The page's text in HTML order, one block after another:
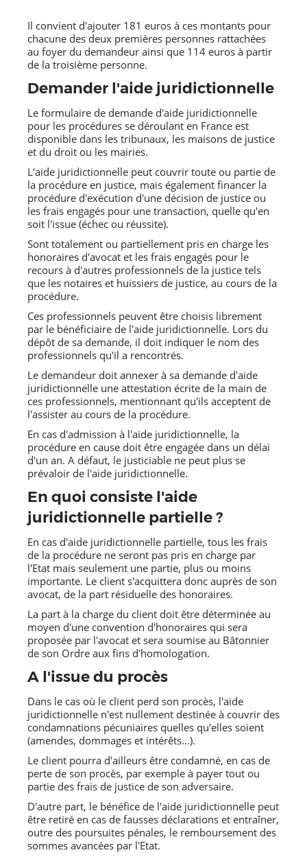
Il convient d'ajouter 181 euros à ces montants pour
chacune des deux premières personnes rattachées
au foyer du demandeur ainsi que 114 euros à partir
de la troisième personne.
Demander l'aide juridictionnelle
Le formulaire de demande d'aide juridictionnelle
pour les procédures se déroulant en France est
disponible dans les tribunaux, les maisons de justice
et du droit ou les mairies.
L'aide juridictionnelle peut couvrir toute ou partie de
la procédure en justice, mais également financer la
procédure d'exécution d'une décision de justice ou
les frais engagés pour une transaction, quelle qu'en
soit l'issue (échec ou réussite).
Sont totalement ou partiellement pris en charge les
honoraires d'avocat et les frais engagés pour le
recours à d'autres professionnels de la justice tels
que les notaires et huissiers de justice, au cours de la
procédure.
Ces professionnels peuvent être choisis librement
par le bénéficiaire de l'aide juridictionnelle. Lors du
dépôt de sa demande, il doit indiquer le nom des
professionnels qu'il a rencontrés.
Le demandeur doit annexer à sa demande d'aide
juridictionnelle une attestation écrite de la main de
ces professionnels, mentionnant qu'ils acceptent de
l'assister au cours de la procédure.
En cas d'admission à l'aide juridictionnelle, la
procédure en cause doit être engagée dans un délai
d'un an. A défaut, le justiciable ne peut plus se
prévaloir de l'aide juridictionnelle.
En quoi consiste l'aide
juridictionnelle partielle ?
En cas d'aide juridictionnelle partielle, tous les frais
de la procédure ne seront pas pris en charge par
l'Etat mais seulement une partie, plus ou moins
importante. Le client s'acquittera donc auprès de son
avocat, de la part résiduelle des honoraires.
La part à la charge du client doit être déterminée au
moyen d'une convention d'honoraires qui sera
proposée par l'avocat et sera soumise au Bâtonnier
de son Ordre aux fins d'homologation.
A l'issue du procès
Dans le cas où le client perd son procès, l'aide
juridictionnelle n'est nullement destinée à couvrir des
condamnations pécuniaires quelles qu'elles soient
(amendes, dommages et intérêts…).
Le client pourra d'ailleurs être condamné, en cas de
perte de son procès, par exemple à payer tout ou
partie des frais de justice de son adversaire.
D'autre part, le bénéfice de l'aide juridictionnelle peut
être retiré en cas de fausses déclarations et entraîner,
outre des poursuites pénales, le remboursement des
sommes avancées par l'Etat.